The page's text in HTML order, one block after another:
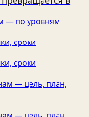
— по уровням
сроки
сроки
— цель, план,